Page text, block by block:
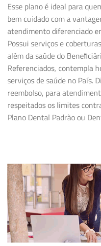
Esse plano é ideal para
bem cuidado com a
atendimento diferenciado
Possui serviços e
além da saúde do
Referenciados, contempla
serviços de saúde no País.
reembolso, para
respeitados os limites
Plano Dental Padrão ou